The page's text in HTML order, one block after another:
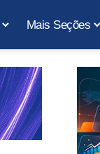
Mais Seções